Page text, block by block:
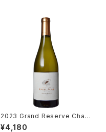
2023 Grand Reserve Char
donnay / Dm. Paul Mas
¥4,180